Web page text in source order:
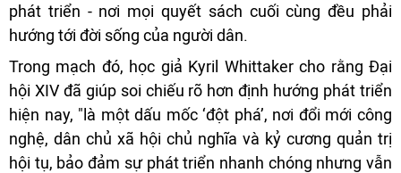
phát triển - nơi mọi quyết sách cuối cùng đều phải
hướng tới đời sống của người dân.
Trong mạch đó, học giả Kyril Whittaker cho rằng Đại
hội XIV đã giúp soi chiếu rõ hơn định hướng phát triển
hiện nay, "là một dấu mốc ‘đột phá’, nơi đổi mới công
nghệ, dân chủ xã hội chủ nghĩa và kỷ cương quản trị
hội tụ, bảo đảm sự phát triển nhanh chóng nhưng vẫn